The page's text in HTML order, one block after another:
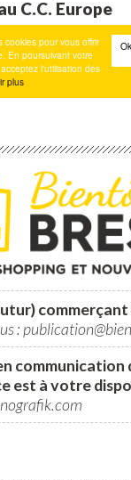
commerçant
:
communication
est à votre